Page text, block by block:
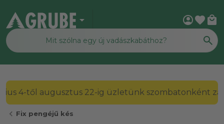
arrow_drop_down account_circlefavorite local_mall
4-től augusztus 22-ig üzletünk szombatonként
chevron_left Fix pengéjű kés